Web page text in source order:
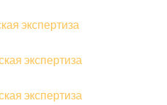
экспертиза
экспертиза
экспертиза